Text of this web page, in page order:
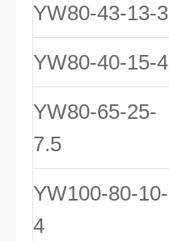
YW80-43-13-3
YW80-40-15-4
YW80-65-25-
7.5
YW100-80-10-
4